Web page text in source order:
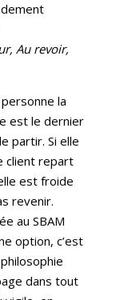
Au revoir,
la
est le dernier
partir. Si elle
client repart
est froide
revenir.
au SBAM
option, c’est
dans tout